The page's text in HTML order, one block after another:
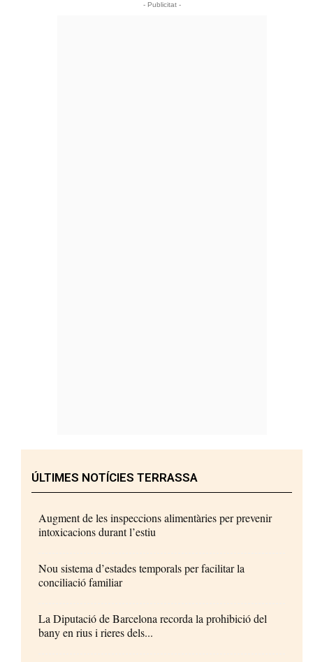
- Publicitat -
ÚLTIMES NOTÍCIES TERRASSA
Augment de les inspeccions alimentàries per prevenir
intoxicacions durant l’estiu
Nou sistema d’estades temporals per facilitar la
conciliació familiar
La Diputació de Barcelona recorda la prohibició del
bany en rius i rieres dels...